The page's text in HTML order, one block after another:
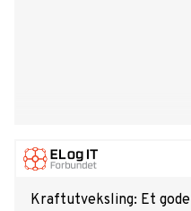
Kraftutveksling: Et